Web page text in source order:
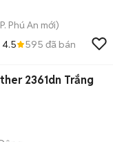
P. Phú An mới)
4.5 595 đã bán
2361dn Trắng